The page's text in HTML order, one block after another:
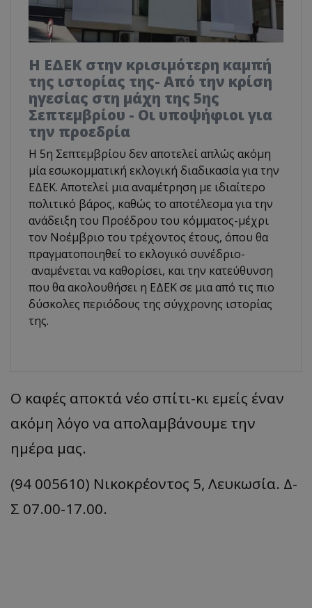
Η ΕΔΕΚ στην κρισιμότερη καμπή
της ιστορίας της- Από την κρίση
ηγεσίας στη μάχη της 5ης
Σεπτεμβρίου - Οι υποψήφιοι για
την προεδρία
Η 5η Σεπτεμβρίου δεν αποτελεί απλώς ακόμη
μία εσωκομματική εκλογική διαδικασία για την
ΕΔΕΚ. Αποτελεί μια αναμέτρηση με ιδιαίτερο
πολιτικό βάρος, καθώς το αποτέλεσμα για την
ανάδειξη του Προέδρου του κόμματος-μέχρι
τον Νοέμβριο του τρέχοντος έτους, όπου θα
πραγματοποιηθεί το εκλογικό συνέδριο-
αναμένεται να καθορίσει, και την κατεύθυνση
που θα ακολουθήσει η ΕΔΕΚ σε μια από τις πιο
δύσκολες περιόδους της σύγχρονης ιστορίας
της.
Ο καφές αποκτά νέο σπίτι-κι εμείς έναν
ακόμη λόγο να απολαμβάνουμε την
ημέρα μας.
(94 005610) Νικοκρέοντος 5, Λευκωσία. Δ-
Σ 07.00-17.00.